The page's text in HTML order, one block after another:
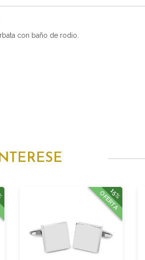
con baño de rodio.
15%
OFERTA